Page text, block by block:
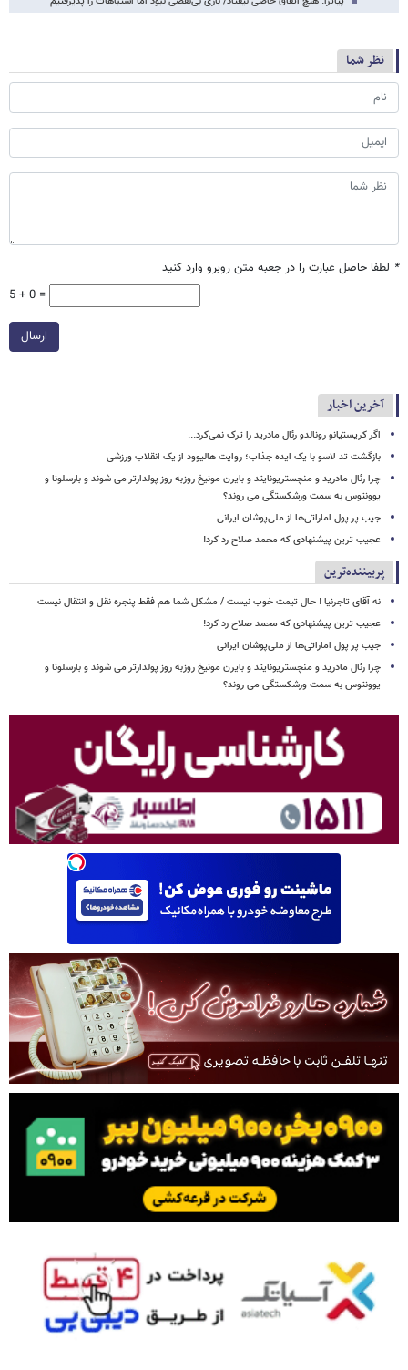
نظر شما
* لطفا حاصل عبارت را در جعبه متن روبرو وارد کنید
5 + 0 =
ارسال
آخرین اخبار
اگر کریستیانو رونالدو رئال مادرید را ترک نمی‌کرد...
بازگشت تد لاسو با یک ایده جذاب؛ روایت هالیوود از یک انقلاب ورزشی
چرا رئال مادرید و منچستریونایتد و بایرن مونیخ روزبه روز پولدارتر می شوند و بارسلونا و
یوونتوس به سمت ورشکستگی می روند؟
جیب پر پول اماراتی‌ها از ملی‌پوشان ایرانی
عجیب ترین پیشنهادی که محمد صلاح رد کرد!
پربیننده‌ترین
نه آقای تاجرنیا ! حال تیمت خوب نیست / مشکل شما هم فقط پنجره نقل و انتقال نیست
عجیب ترین پیشنهادی که محمد صلاح رد کرد!
جیب پر پول اماراتی‌ها از ملی‌پوشان ایرانی
چرا رئال مادرید و منچستریونایتد و بایرن مونیخ روزبه روز پولدارتر می شوند و بارسلونا و
یوونتوس به سمت ورشکستگی می روند؟